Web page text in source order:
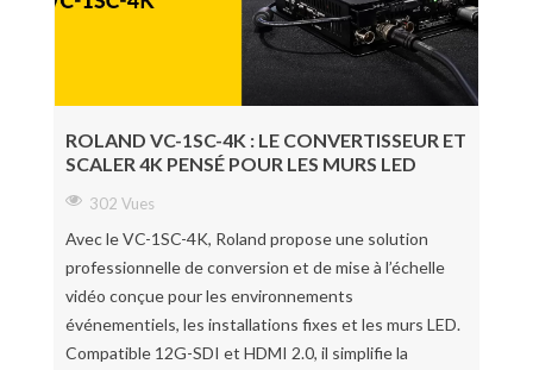
ROLAND VC-1SC-4K : LE CONVERTISSEUR ET
SCALER 4K PENSÉ POUR LES MURS LED
302 Vues
Avec le VC-1SC-4K, Roland propose une solution
professionnelle de conversion et de mise à l’échelle
vidéo conçue pour les environnements
événementiels, les installations fixes et les murs LED.
Compatible 12G-SDI et HDMI 2.0, il simplifie la